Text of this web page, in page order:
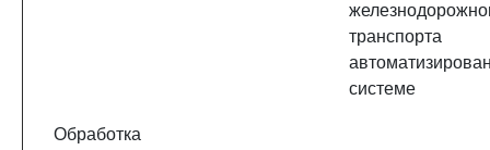
системе
Обработка